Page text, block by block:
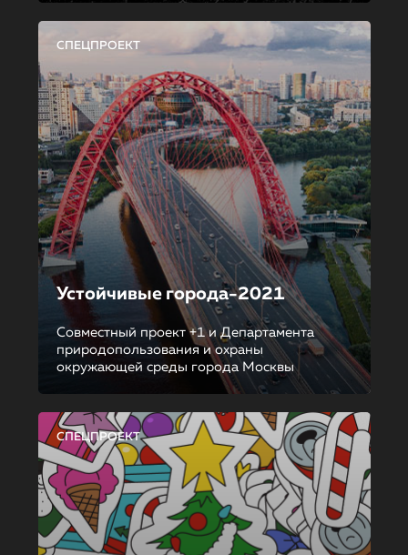
СПЕЦПРОЕКТ
Устойчивые города-2021
Совместный проект +1 и Департамента
природопользования и охраны
окружающей среды города Москвы
СПЕЦПРОЕКТ